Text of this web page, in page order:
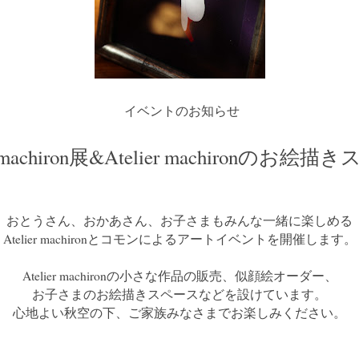
イベントのお知らせ
展&Atelier machironのお絵描き
おとうさん、おかあさん、お子さまもみんな一緒に楽しめる
Atelier machironとコモンによるアートイベントを開催します。
Atelier machironの小さな作品の販売、似顔絵オーダー、
お子さまのお絵描きスペースなどを設けています。
心地よい秋空の下、ご家族みなさまでお楽しみください。